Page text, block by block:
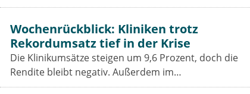
GKV-Spargesetz für Praxen, Pharmaindustrie und
Prävention bedeutet.
Wochenrückblick: Kliniken trotz
Rekordumsatz tief in der Krise
Die Klinikumsätze steigen um 9,6 Prozent, doch die
Rendite bleibt negativ. Außerdem im
Wochenrückblick: das Spargesetz im